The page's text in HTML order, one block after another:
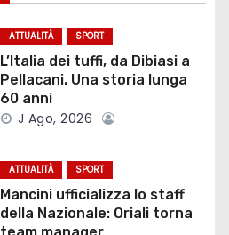
ATTUALITÀ SPORT
L’Italia dei tuffi, da Dibiasi a
Pellacani. Una storia lunga
60 anni
J Ago, 2026
ATTUALITÀ SPORT
Mancini ufficializza lo staff
della Nazionale: Oriali torna